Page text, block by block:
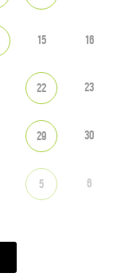
15 16
22 23
29 30
5 6